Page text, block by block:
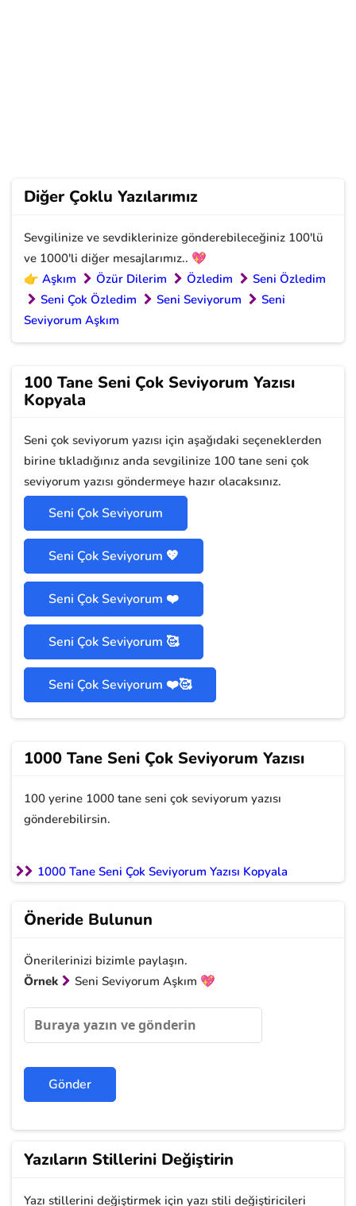
Diğer Çoklu Yazılarımız
Sevgilinize ve sevdiklerinize gönderebileceğiniz 100'lü
ve 1000'li diğer mesajlarımız.. 💖
👉 Aşkım Özür Dilerim Özledim
Seni Özledim
Seni Çok Özledim
Seni Seviyorum
Seni
Seviyorum Aşkım
100 Tane Seni Çok Seviyorum Yazısı
Kopyala
Seni çok seviyorum yazısı için aşağıdaki seçeneklerden
birine tıkladığınız anda sevgilinize 100 tane seni çok
seviyorum yazısı göndermeye hazır olacaksınız.
Seni Çok Seviyorum
Seni Çok Seviyorum 💖
Seni Çok Seviyorum ❤️
Seni Çok Seviyorum 🥰
Seni Çok Seviyorum ❤️🥰
1000 Tane Seni Çok Seviyorum Yazısı
100 yerine 1000 tane seni çok seviyorum yazısı
gönderebilirsin.
1000 Tane Seni Çok Seviyorum Yazısı Kopyala
Öneride Bulunun
Önerilerinizi bizimle paylaşın.
Örnek
Seni Seviyorum Aşkım 💖
Yazıların Stillerini Değiştirin
Yazı stillerini değiştirmek için yazı stili değiştiricileri